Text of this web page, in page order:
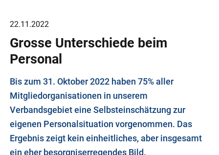
22.11.2022
Grosse Unterschiede beim
Personal
Bis zum 31. Oktober 2022 haben 75% aller
Mitgliedorganisationen in unserem
Verbandsgebiet eine Selbsteinschätzung zur
eigenen Personalsituation vorgenommen. Das
Ergebnis zeigt kein einheitliches, aber insgesamt
ein eher besorgniserregendes Bild.